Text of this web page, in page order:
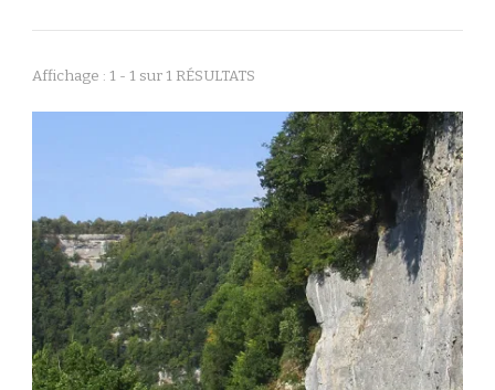
Affichage : 1 - 1 sur 1 RÉSULTATS